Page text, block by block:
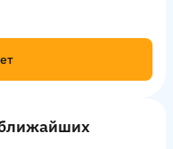
ближайших